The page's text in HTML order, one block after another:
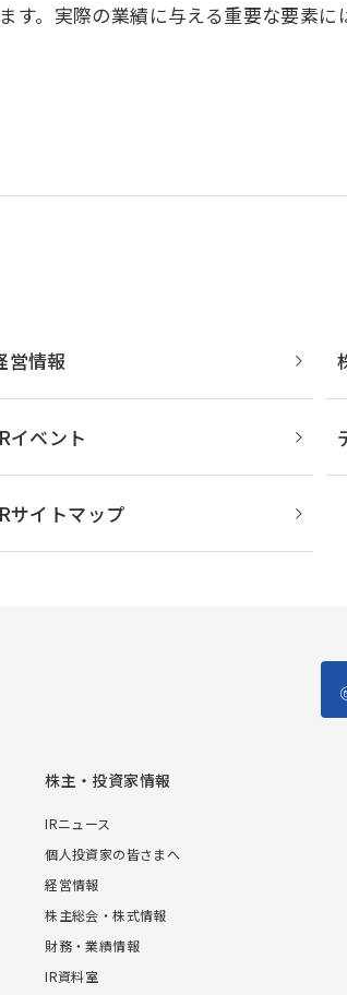
サイト
。実際の業績に与える重要な要素
営情報
イベント
サイトマップ
株主・投資家情報
IRニュース
個人投資家の皆さまへ
経営情報
株主総会・株式情報
財務・業績情報
IR資料室